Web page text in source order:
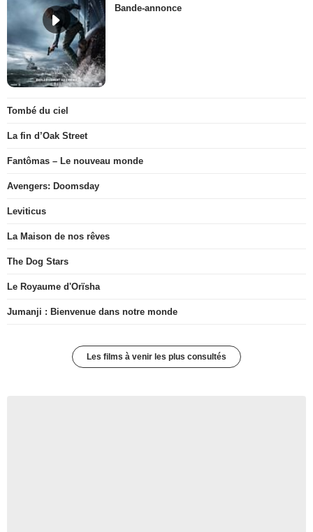
Bande-annonce
Tombé du ciel
La fin d’Oak Street
Fantômas – Le nouveau monde
Avengers: Doomsday
Leviticus
La Maison de nos rêves
The Dog Stars
Le Royaume d'Orïsha
Jumanji : Bienvenue dans notre monde
Les films à venir les plus consultés